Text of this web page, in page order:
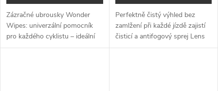
Zázračné ubrousky Wonder
Wipes: univerzální pomocník
pro každého cyklistu – ideální
na očištění kola, těla i vybavení
Perfektně čistý výhled bez
zamlžení při každé jízdě zajistí
čisticí a antifogový sprej Lens
Love, který šetrně odstraní